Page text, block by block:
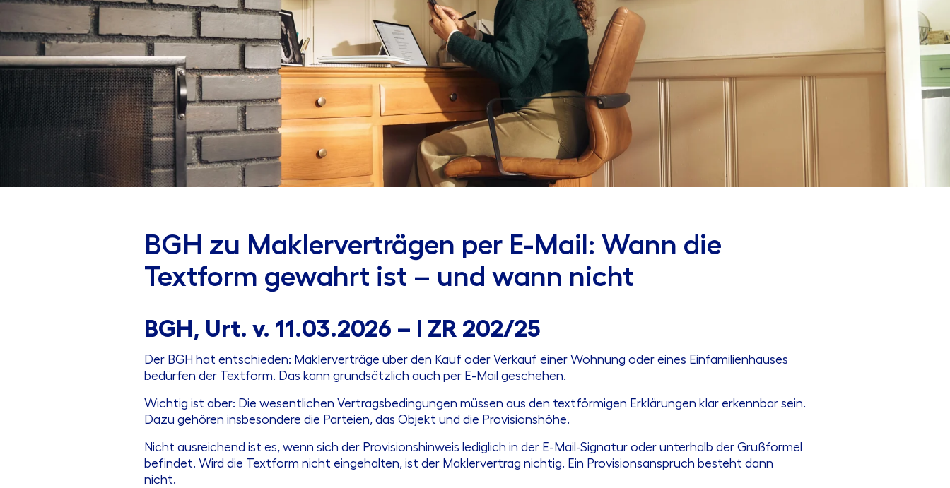
BGH zu Maklerverträgen per E-Mail: Wann die
Textform gewahrt ist – und wann nicht
BGH, Urt. v. 11.03.2026 – I ZR 202/25
Der BGH hat entschieden: Maklerverträge über den Kauf oder Verkauf einer Wohnung oder eines Einfamilienhauses
bedürfen der Textform. Das kann grundsätzlich auch per E-Mail geschehen.
Wichtig ist aber: Die wesentlichen Vertragsbedingungen müssen aus den textförmigen Erklärungen klar erkennbar sein.
Dazu gehören insbesondere die Parteien, das Objekt und die Provisionshöhe.
Nicht ausreichend ist es, wenn sich der Provisionshinweis lediglich in der E-Mail-Signatur oder unterhalb der Grußformel
befindet. Wird die Textform nicht eingehalten, ist der Maklervertrag nichtig. Ein Provisionsanspruch besteht dann
nicht.